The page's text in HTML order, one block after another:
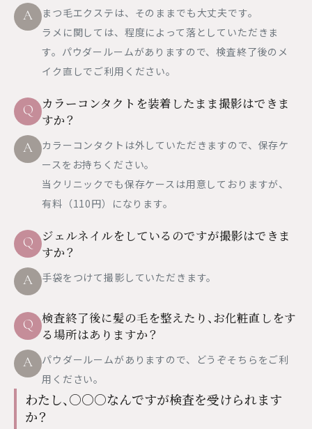
A
まつ毛エクステは、そのままでも大丈夫です。
ラメに関しては、程度によって落としていただきま
す。パウダールームがありますので、検査終了後のメ
イク直しでご利用ください。
Q
カラーコンタクトを装着したまま撮影はできま
すか？
A
カラーコンタクトは外していただきますので、保存ケ
ースをお持ちください。
当クリニックでも保存ケースは用意しておりますが、
有料（110円）になります。
Q
ジェルネイルをしているのですが撮影はできま
すか？
A
手袋をつけて撮影していただきます。
Q 検査終了後に髪の毛を整えたり、お化粧直しをす
る場所はありますか？
A
パウダールームがありますので、どうぞそちらをご利
用ください。
わたし、○○○なんですが検査を受けられます
か？